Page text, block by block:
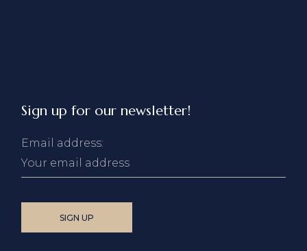
Sign up for our newsletter!
Email address: